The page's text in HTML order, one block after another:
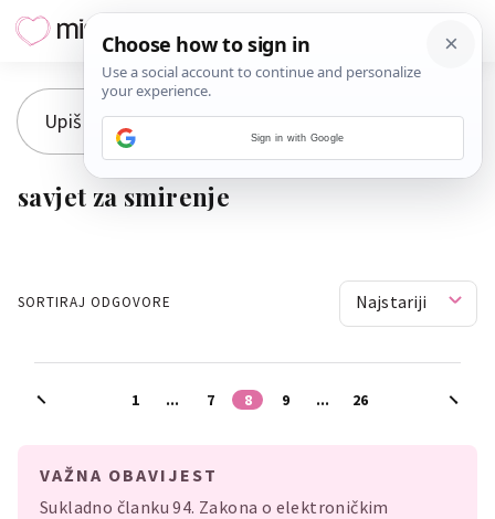
savjet za smirenje
SORTIRAJ ODGOVORE Najstariji
1 ... 7 8 9 ... 26
VAŽNA OBAVIJEST
Sukladno članku 94. Zakona o elektroničkim
Sign in with Google